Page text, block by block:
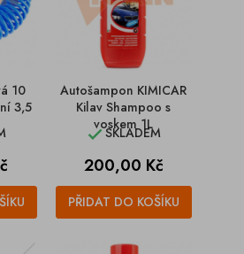
10
3,5
Autošampon KIMICAR
Kilav Shampoo s
voskem 1L
SKLADEM
Cena
200,00 Kč
PŘIDAT DO KOŠÍKU